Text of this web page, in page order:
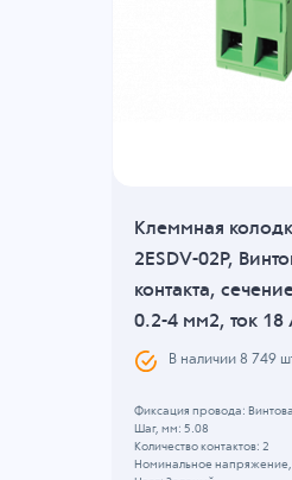
Клеммная
2ESDV-02P,
контакта,
0.2-4 мм2, ток 18
В наличии 8 749
Фиксация провода:
Шаг, мм: 5.08
Количество контактов: 2
Номинальное напряжение,